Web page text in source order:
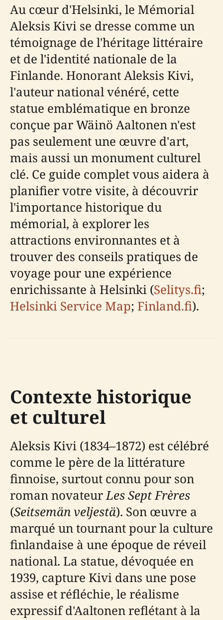
Au cœur d'Helsinki, le Mémorial
Aleksis Kivi se dresse comme un
témoignage de l'héritage littéraire
et de l'identité nationale de la
Finlande. Honorant Aleksis Kivi,
l'auteur national vénéré, cette
statue emblématique en bronze
conçue par Wäinö Aaltonen n'est
pas seulement une œuvre d'art,
mais aussi un monument culturel
clé. Ce guide complet vous aidera à
planifier votre visite, à découvrir
l'importance historique du
mémorial, à explorer les
attractions environnantes et à
trouver des conseils pratiques de
voyage pour une expérience
enrichissante à Helsinki (Selitys.fi;
Helsinki Service Map; Finland.fi).
Contexte historique
et culturel
Aleksis Kivi (1834–1872) est célébré
comme le père de la littérature
finnoise, surtout connu pour son
roman novateurLes Sept Frères
(Seitsemän veljestä). Son œuvre a
marqué un tournant pour la culture
finlandaise à une époque de réveil
national. La statue, dévoquée en
1939, capture Kivi dans une pose
assise et réfléchie, le réalisme
expressif d'Aaltonen reflétant à la